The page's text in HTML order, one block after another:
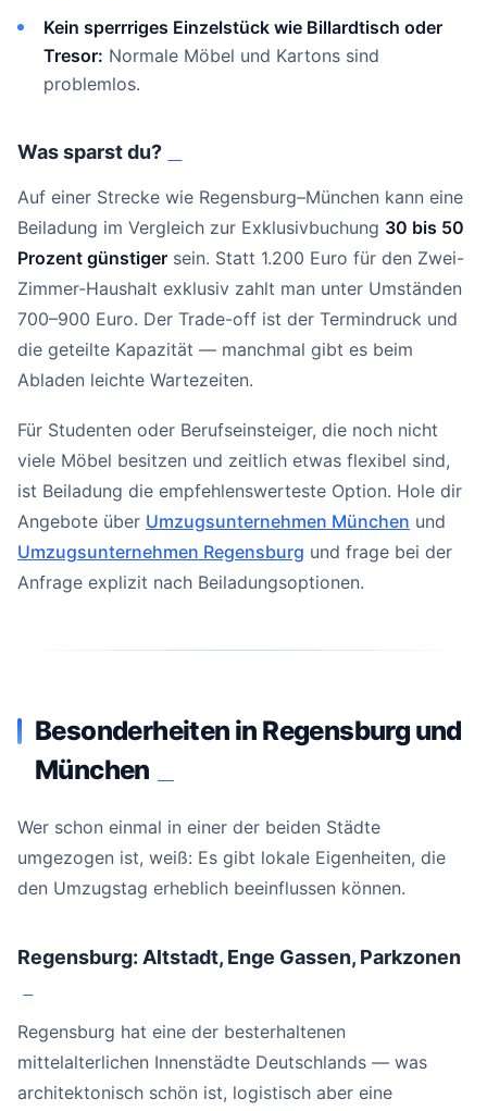
Kein sperrriges Einzelstück wie Billardtisch oder
Tresor: Normale Möbel und Kartons sind
problemlos.
Was sparst du?
Auf einer Strecke wie Regensburg–München kann eine
Beiladung im Vergleich zur Exklusivbuchung 30 bis 50
Prozent günstiger sein. Statt 1.200 Euro für den Zwei-
Zimmer-Haushalt exklusiv zahlt man unter Umständen
700–900 Euro. Der Trade-off ist der Termindruck und
die geteilte Kapazität — manchmal gibt es beim
Abladen leichte Wartezeiten.
Für Studenten oder Berufseinsteiger, die noch nicht
viele Möbel besitzen und zeitlich etwas flexibel sind,
ist Beiladung die empfehlenswerteste Option. Hole dir
Angebote über Umzugsunternehmen München und
Umzugsunternehmen Regensburg und frage bei der
Anfrage explizit nach Beiladungsoptionen.
Besonderheiten in Regensburg und
München
Wer schon einmal in einer der beiden Städte
umgezogen ist, weiß: Es gibt lokale Eigenheiten, die
den Umzugstag erheblich beeinflussen können.
Regensburg: Altstadt, Enge Gassen, Parkzonen
Regensburg hat eine der besterhaltenen
mittelalterlichen Innenstädte Deutschlands — was
architektonisch schön ist, logistisch aber eine